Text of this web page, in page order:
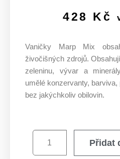
428 Kč
Vaničky Marp Mix
živočišných zdrojů.
zeleninu, vývar a
umělé konzervanty,
bez jakýchkoliv obilovin.
Přidat